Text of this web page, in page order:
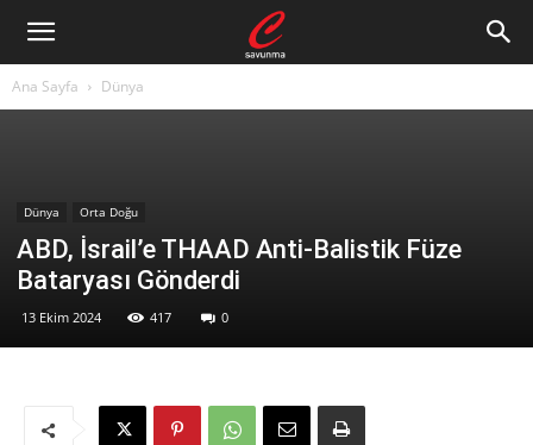
Ana Sayfa Dünya
Dünya Orta Doğu
ABD, İsrail’e THAAD Anti-Balistik Füze
Bataryası Gönderdi
13 Ekim 2024 417 0